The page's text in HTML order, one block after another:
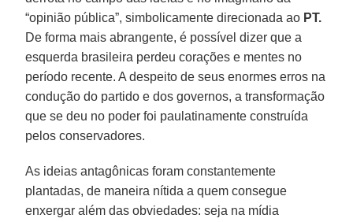
“opinião pública”, simbolicamente direcionada ao PT.
De forma mais abrangente, é possível dizer que a
esquerda brasileira perdeu corações e mentes no
período recente. A despeito de seus enormes erros na
condução do partido e dos governos, a transformação
que se deu no poder foi paulatinamente construída
pelos conservadores.
As ideias antagônicas foram constantemente
plantadas, de maneira nítida a quem consegue
enxergar além das obviedades: seja na mídia